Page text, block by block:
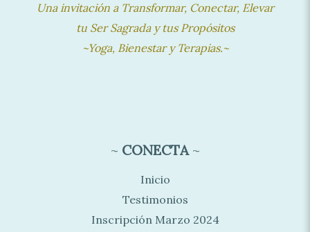
Una invitación a Transformar, Conectar, Elevar
tu Ser Sagrada y tus Propósitos
~Yoga, Bienestar y Terapias.~
~ CONECTA~
Inicio
Testimonios
Inscripción Marzo 2024